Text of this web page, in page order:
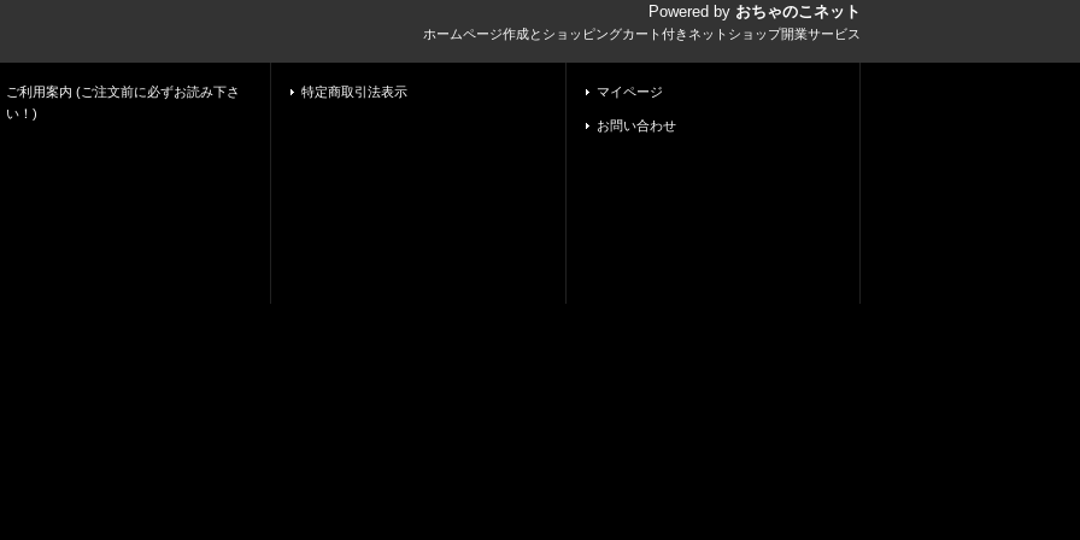
Powered by おちゃのこネット
ホームページ作成とショッピングカート付きネットショップ開業サービス
ご利用案内 (ご注文前に必ずお読み下さ
い！)
特定商取引法表示 マイページ
お問い合わせ